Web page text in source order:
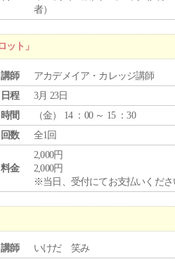
者）
ット」
講師
アカデメイア・カレッジ講師
日程
3月 23日
時間
（金） 14 ：00 ～ 15 ：30
回数
全1回
料金
2,000円
2,000円
※当日、受付にてお支払いくださ
講師
いけだ 笑み